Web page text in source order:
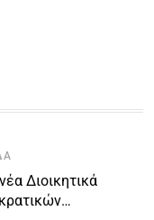
Διοικητικά